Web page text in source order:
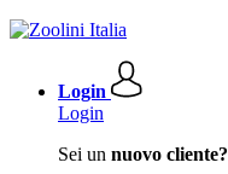
Login
Login
Sei un nuovo cliente?